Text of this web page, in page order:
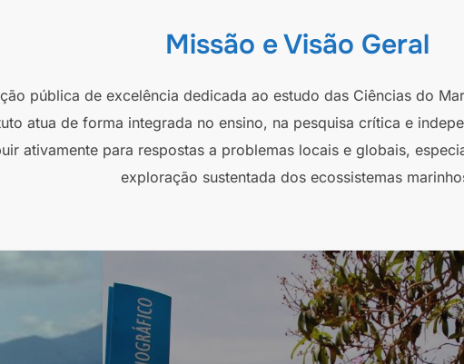
Missão e Visão Geral
pública de excelência dedicada ao estudo das Ciências do
atua de forma integrada no ensino, na pesquisa crítica e
ativamente para respostas a problemas locais e globais,
exploração sustentada dos ecossistemas